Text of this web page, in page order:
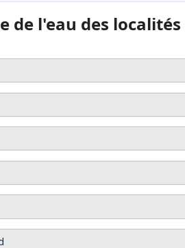
de l'eau des